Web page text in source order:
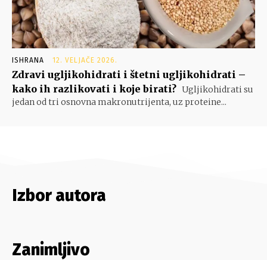
ISHRANA 12. VELJAČE 2026.
Zdravi ugljikohidrati i štetni ugljikohidrati –
kako ih razlikovati i koje birati? Ugljikohidrati su
jedan od tri osnovna makronutrijenta, uz proteine...
Izbor autora
Zanimljivo